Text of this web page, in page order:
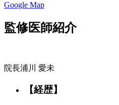
Google Map
監修医師紹介
院長浦川 愛未
【経歴】